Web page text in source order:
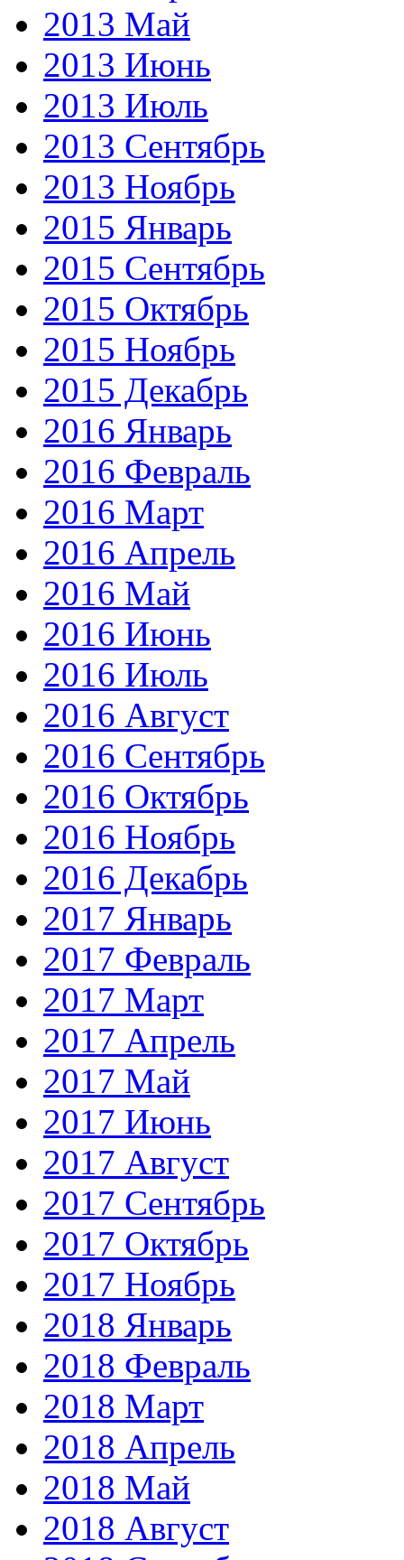
2013 Май
2013 Июнь
2013 Июль
2013 Сентябрь
2013 Ноябрь
2015 Январь
2015 Сентябрь
2015 Октябрь
2015 Ноябрь
2015 Декабрь
2016 Январь
2016 Февраль
2016 Март
2016 Апрель
2016 Май
2016 Июнь
2016 Июль
2016 Август
2016 Сентябрь
2016 Октябрь
2016 Ноябрь
2016 Декабрь
2017 Январь
2017 Февраль
2017 Март
2017 Апрель
2017 Май
2017 Июнь
2017 Август
2017 Сентябрь
2017 Октябрь
2017 Ноябрь
2018 Январь
2018 Февраль
2018 Март
2018 Апрель
2018 Май
2018 Август